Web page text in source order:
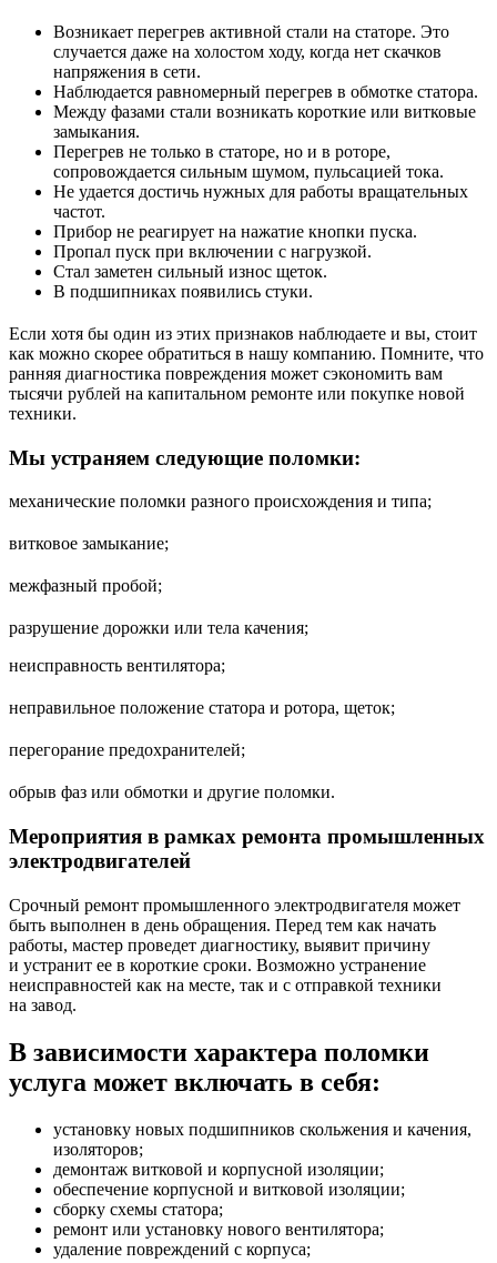
Возникает перегрев активной стали на статоре. Это
случается даже на холостом ходу, когда нет скачков
напряжения в сети.
Наблюдается равномерный перегрев в обмотке статора.
Между фазами стали возникать короткие или витковые
замыкания.
Перегрев не только в статоре, но и в роторе,
сопровождается сильным шумом, пульсацией тока.
Не удается достичь нужных для работы вращательных
частот.
Прибор не реагирует на нажатие кнопки пуска.
Пропал пуск при включении с нагрузкой.
Стал заметен сильный износ щеток.
В подшипниках появились стуки.
Если хотя бы один из этих признаков наблюдаете и вы, стоит
как можно скорее обратиться в нашу компанию. Помните, что
ранняя диагностика повреждения может сэкономить вам
тысячи рублей на капитальном ремонте или покупке новой
техники.
Мы устраняем следующие поломки:
механические поломки разного происхождения и типа;
витковое замыкание;
межфазный пробой;
разрушение дорожки или тела качения;
неисправность вентилятора;
неправильное положение статора и ротора, щеток;
перегорание предохранителей;
обрыв фаз или обмотки и другие поломки.
Мероприятия в рамках ремонта промышленных
электродвигателей
Срочный ремонт промышленного электродвигателя может
быть выполнен в день обращения. Перед тем как начать
работы, мастер проведет диагностику, выявит причину
и устранит ее в короткие сроки. Возможно устранение
неисправностей как на месте, так и с отправкой техники
на завод.
В зависимости характера поломки
услуга может включать в себя:
установку новых подшипников скольжения и качения,
изоляторов;
демонтаж витковой и корпусной изоляции;
обеспечение корпусной и витковой изоляции;
сборку схемы статора;
ремонт или установку нового вентилятора;
удаление повреждений с корпуса;